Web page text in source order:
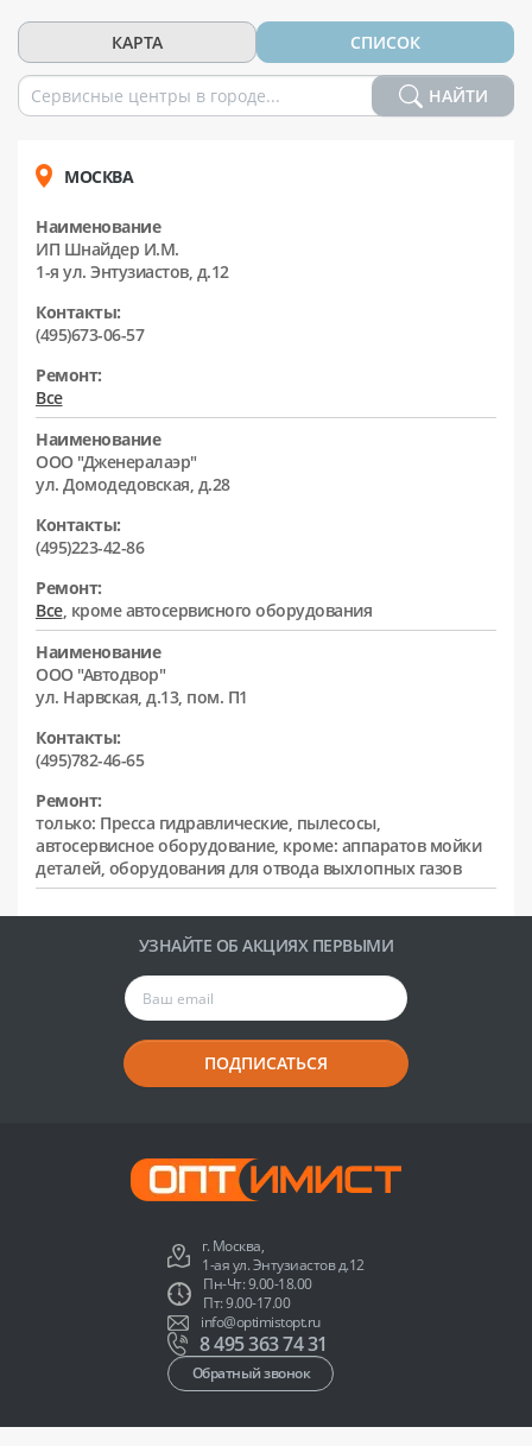
КАРТА СПИСОК
НАЙТИ
МОСКВА
Наименование
ИП Шнайдер И.М.
1-я ул. Энтузиастов, д.12
Контакты:
(495)673-06-57
Ремонт:
Все
Наименование
ООО "Дженералаэр"
ул. Домодедовская, д.28
Контакты:
(495)223-42-86
Ремонт:
Все, кроме автосервисного оборудования
Наименование
ООО "Автодвор"
ул. Нарвская, д.13, пом. П1
Контакты:
(495)782-46-65
Ремонт:
только: Пресса гидравлические, пылесосы,
автосервисное оборудование, кроме: аппаратов мойки
деталей, оборудования для отвода выхлопных газов
УЗНАЙТЕ ОБ АКЦИЯХ ПЕРВЫМИ
ПОДПИСАТЬСЯ
г. Москва,
1-ая ул. Энтузиастов д.12
Пн-Чт: 9.00-18.00
Пт: 9.00-17.00
info@optimistopt.ru
8 495 363 74 31
Обратный звонок